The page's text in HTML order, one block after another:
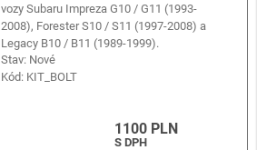
vozy Subaru Impreza G10 / G11 (1993-
2008), Forester S10 / S11 (1997-2008) a
Legacy B10 / B11 (1989-1999).
Stav: Nové
Kód: KIT_BOLT
1100 PLN
S DPH